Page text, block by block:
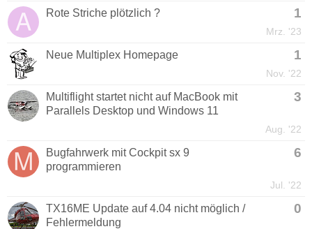
Rote Striche plötzlich ? 1
Mrz. '23
Neue Multiplex Homepage 1
Nov. '22
Multiflight startet nicht auf MacBook mit
Parallels Desktop und Windows 11
3
Aug. '22
Bugfahrwerk mit Cockpit sx 9
programmieren
6
Jul. '22
TX16ME Update auf 4.04 nicht möglich /
Fehlermeldung
0